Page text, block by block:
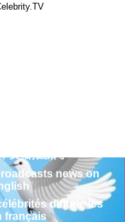
منصة وسائل الإعلام
news on
diffuse les
français